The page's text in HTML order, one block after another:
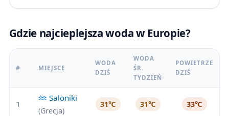
Gdzie najcieplejsza woda w Europie?
# MIEJSCE
WODA
DZIŚ
WODA
ŚR.
TYDZIEŃ
POWIETRZE
DZIŚ
1
Saloniki
(Grecja)
31℃ 31℃ 33℃